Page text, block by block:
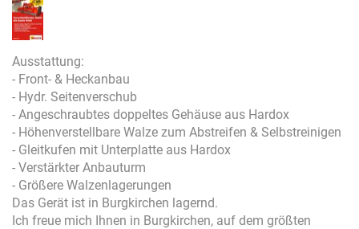
Ausstattung:
- Front- & Heckanbau
- Hydr. Seitenverschub
- Angeschraubtes doppeltes Gehäuse aus Hardox
- Höhenverstellbare Walze zum Abstreifen & Selbstreinigen
- Gleitkufen mit Unterplatte aus Hardox
- Verstärkter Anbauturm
- Größere Walzenlagerungen
Das Gerät ist in Burgkirchen lagernd.
Ich freue mich Ihnen in Burgkirchen, auf dem größten